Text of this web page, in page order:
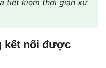
tiết kiệm thời gian xử
kết nối được